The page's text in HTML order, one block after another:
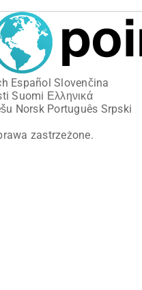
Español Slovenčina
Suomi Ελληνικά
Norsk Português Srpski
zastrzeżone.